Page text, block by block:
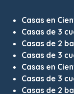
Casas en
Casas de 3
Casas de 2
Casas de 3
Casas en
Casas de 3
Casas de 2